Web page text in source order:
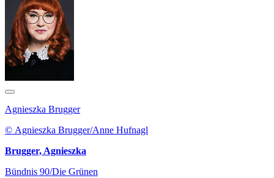
Agnieszka Brugger
© Agnieszka Brugger/Anne Hufnagl
Brugger, Agnieszka
Bündnis 90/Die Grünen